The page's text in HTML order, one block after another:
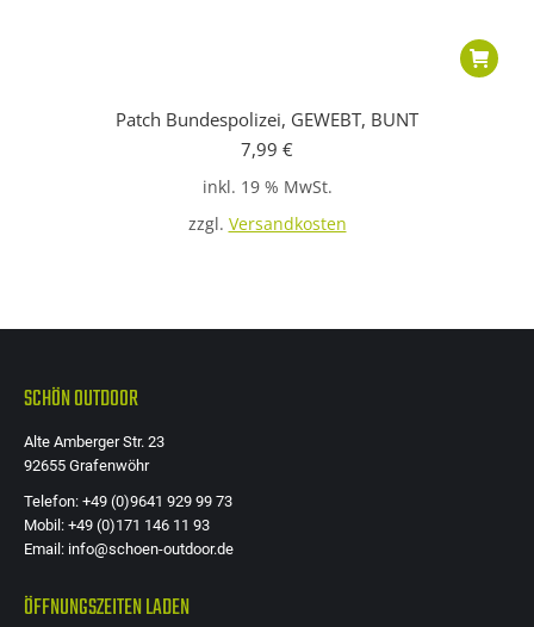
Patch Bundespolizei, GEWEBT, BUNT
7,99 €
inkl. 19 % MwSt.
zzgl. Versandkosten
SCHÖN OUTDOOR
Alte Amberger Str. 23
92655 Grafenwöhr
Telefon: +49 (0)9641 929 99 73
Mobil: +49 (0)171 146 11 93
Email: info@schoen-outdoor.de
ÖFFNUNGSZEITEN LADEN